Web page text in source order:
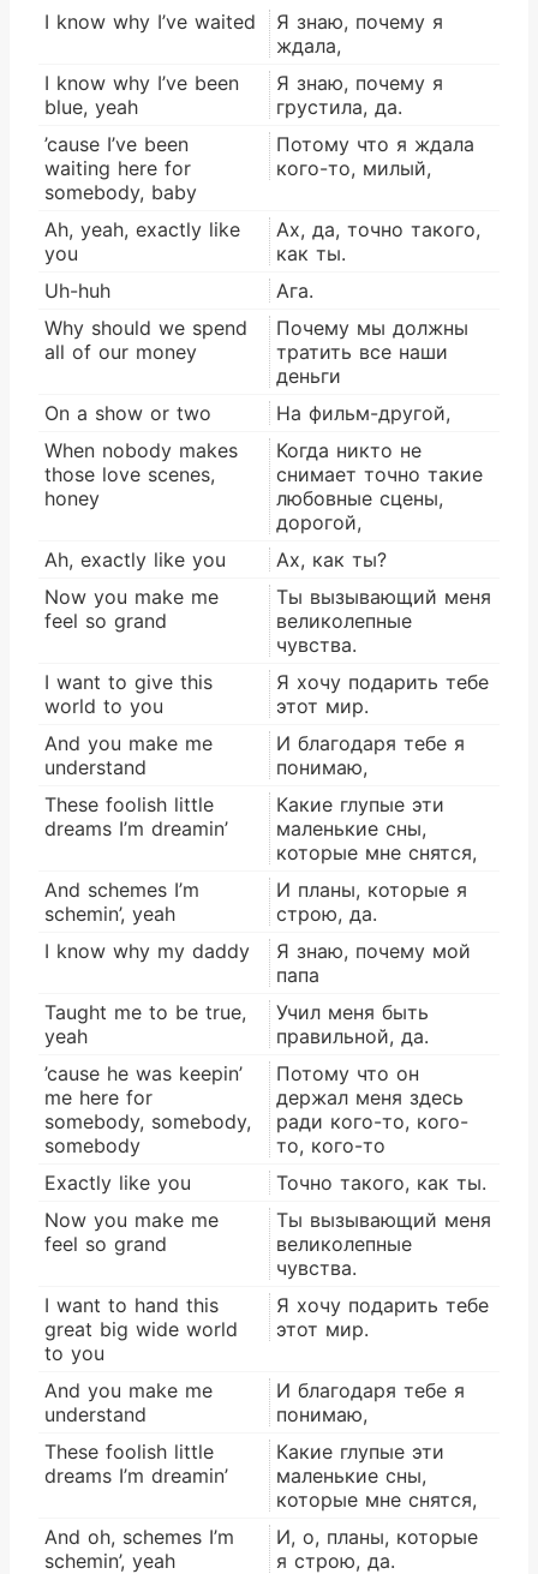
I know why I’ve waited
Я знаю, почему я
ждала,
I know why I’ve been
blue, yeah
Я знаю, почему я
грустила, да.
’cause I’ve been
waiting here for
somebody, baby
Потому что я ждала
кого-то, милый,
Ah, yeah, exactly like
you
Ах, да, точно такого,
как ты.
Uh-huh
Ага.
Why should we spend
all of our money
Почему мы должны
тратить все наши
деньги
On a show or two
На фильм-другой,
When nobody makes
those love scenes,
honey
Когда никто не
снимает точно такие
любовные сцены,
дорогой,
Ah, exactly like you
Ах, как ты?
Now you make me
feel so grand
Ты вызывающий меня
великолепные
чувства.
I want to give this
world to you
Я хочу подарить тебе
этот мир.
And you make me
understand
И благодаря тебе я
понимаю,
These foolish little
dreams I’m dreamin’
Какие глупые эти
маленькие сны,
которые мне снятся,
And schemes I’m
schemin’, yeah
И планы, которые я
строю, да.
I know why my daddy
Я знаю, почему мой
папа
Taught me to be true,
yeah
Учил меня быть
правильной, да.
’cause he was keepin’
me here for
somebody, somebody,
somebody
Потому что он
держал меня здесь
ради кого-то, кого-
то, кого-то
Exactly like you
Точно такого, как ты.
Now you make me
feel so grand
Ты вызывающий меня
великолепные
чувства.
I want to hand this
great big wide world
to you
Я хочу подарить тебе
этот мир.
And you make me
understand
И благодаря тебе я
понимаю,
These foolish little
dreams I’m dreamin’
Какие глупые эти
маленькие сны,
которые мне снятся,
And oh, schemes I’m
schemin’, yeah
И, о, планы, которые
я строю, да.